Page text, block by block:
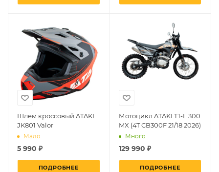
Шлем кроссовый ATAKI
JK801 Valor
Мало
5 990 ₽
ПОДРОБНЕЕ
Мотоцикл ATAKI T1-L 300
MX (4T CB300F 21/18 2026)
Много
129 990 ₽
ПОДРОБНЕЕ